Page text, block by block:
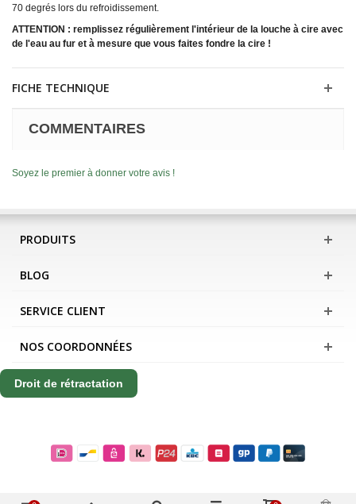
70 degrés lors du refroidissement.
ATTENTION : remplissez régulièrement l'intérieur de la louche à cire avec
de l'eau au fur et à mesure que vous faites fondre la cire !
FICHE TECHNIQUE
COMMENTAIRES
Soyez le premier à donner votre avis !
PRODUITS
BLOG
SERVICE CLIENT
NOS COORDONNÉES
Droit de rétractation